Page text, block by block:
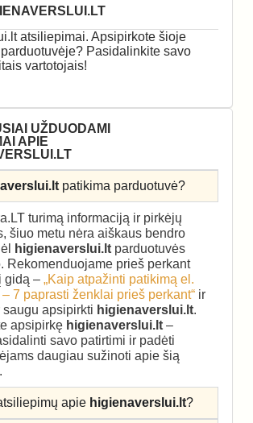
atsiliepimai. Apsipirkote šioje
Pasidalinkite savo
vartotojais!
UŽDUODAMI
APIE
patikima parduotuvė?
turimą informaciją ir pirkėjų
šiuo metu nėra aiškaus bendro
higienaverslui.lt parduotuvės
Rekomenduojame prieš perkant
gidą – „Kaip atpažinti patikimą el.
7 paprasti ženklai prieš perkant“ ir
saugu apsipirkti higienaverslui.lt.
apsipirkę higienaverslui.lt –
savo patirtimi ir padėti
daugiau sužinoti apie šią
apie higienaverslui.lt?